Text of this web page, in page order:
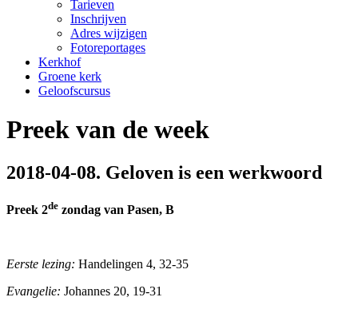
Tarieven
Inschrijven
Adres wijzigen
Fotoreportages
Kerkhof
Groene kerk
Geloofscursus
Preek van de week
2018-04-08. Geloven is een werkwoord
Preek 2de zondag van Pasen, B
Eerste lezing: Handelingen 4, 32-35
Evangelie: Johannes 20, 19-31